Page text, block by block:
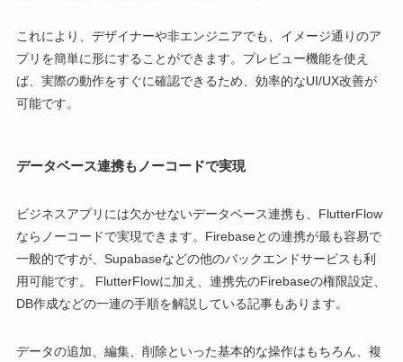
これにより、デザイナーや非エンジニアでも、イメージ通りのア
プリを簡単に形にすることができます。プレビュー機能を使え
ば、実際の動作をすぐに確認できるため、効率的なUI/UX改善が
可能です。
データベース連携もノーコードで実現
ビジネスアプリには欠かせないデータベース連携も、FlutterFlow
ならノーコードで実現できます。Firebaseとの連携が最も容易で
一般的ですが、Supabaseなどの他のバックエンドサービスも利
用可能です。 FlutterFlowに加え、連携先のFirebaseの権限設定、
DB作成などの一連の手順を解説している記事もあります。
データの追加、編集、削除といった基本的な操作はもちろん、複